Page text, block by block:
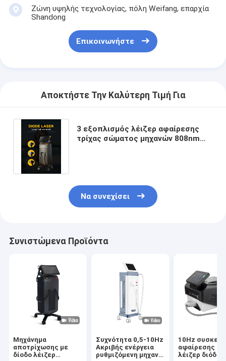
Ζώνη υψηλής τεχνολογίας, πόλη Weifang, επαρχία
Shandong
Επικοινωνήστε
Αποκτήστε Την Καλύτερη Τιμή Για
3 εξοπλισμός λέιζερ αφαίρεσης
τρίχας σώματος μηχανών 808nm
Να συνεχίσει
Συνιστώμενα Προϊόντα
Μηχάνημα
αποτρίχωσης με
δίοδο λέιζερ
Συχνότητα 0,5-10Hz
Ακριβής ενέργεια
ρυθμιζόμενη μηχανή
10Hz συσκευή
αφαίρεσης
λέιζερ διόδων